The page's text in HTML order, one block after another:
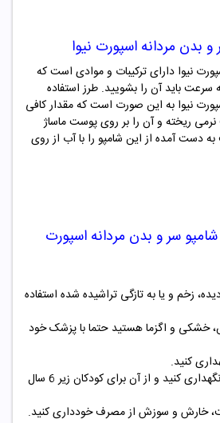
و بدن مردانه اسپورت نیوا
نیوا دارای ترکیبات و موادی است که
باید آن را بشویید. طرز استفاده
نیوا به این صورت است که مقدار کافی
نرمی ریخته و آن را بر روی پوست ماساژ
دقیقه کف به دست آمده از این شامپو را با آب از روی
شامپو سر و بدن مردانه اسپورت
زخم و یا به تازگی تراشیده شده استفاده
خشکی و اگزما هستید حتما با پزشک خود
کنید.
دور از دسترس کودکان نگهداری کنید و از آن برای کودکان زیر 6 سال
خارش و سوزش از مصرف خودداری کنید.